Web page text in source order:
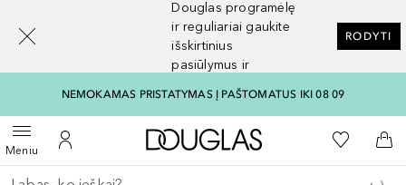
Douglas programėlę
ir reguliariai gaukite
išskirtinius
pasiūlymus ir
RODYTI
NEMOKAMAS PRISTATYMAS Į PAŠTOMATUS IKI 08 09
MeniuAtidaryti meniuĮ mano paskyrą
Į Douglas pagrindinį
Į mano
Į
Grįžk atgal
Vykdykite paiešką
[navigation.slideout.screenreader]